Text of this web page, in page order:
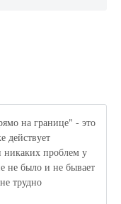
на границе" - это
действует
никаких проблем у
не было и не бывает
трудно